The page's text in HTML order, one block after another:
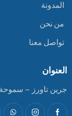
المدونة
من نحن
تواصل معنا
العنوان
جرين تاورز –